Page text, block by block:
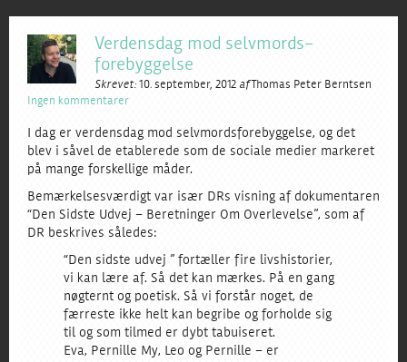
Verdensdag mod selvmords­
forebyggelse
Skrevet: 10. september, 2012 afThomas Peter Berntsen
Ingen kommentarer
I dag er verdensdag mod selvmordsforebyggelse, og det
blev i såvel de etablerede som de sociale medier markeret
på mange forskellige måder.
Bemærkelsesværdigt var især DRs visning af dokumentaren
“Den Sidste Udvej – Beretninger Om Overlevelse”, som af
DR beskrives således:
“Den sidste udvej ” fortæller fire livshistorier,
vi kan lære af. Så det kan mærkes. På en gang
nøgternt og poetisk. Så vi forstår noget, de
færreste ikke helt kan begribe og forholde sig
til og som tilmed er dybt tabuiseret.
Eva, Pernille My, Leo og Pernille – er